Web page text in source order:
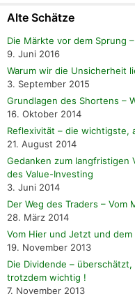
Alte Schätze
Die Märkte vor dem Sprung
9. Juni 2016
Warum wir die Unsicherheit
3. September 2015
Grundlagen des Shortens –
16. Oktober 2014
Reflexivität – die wichtigste,
21. August 2014
Gedanken zum langfristigen
des Value-Investing
3. Juni 2014
Der Weg des Traders –
28. März 2014
Vom Hier und Jetzt und
19. November 2013
Die Dividende –
trotzdem wichtig !
7. November 2013